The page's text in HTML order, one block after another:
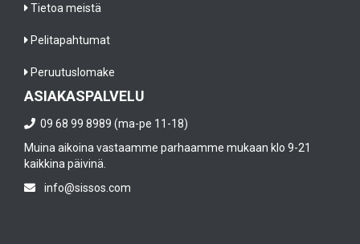
Tietoa meistä
Pelitapahtumat
Peruutuslomake
ASIAKASPALVELU
09 68 99 8989 (ma-pe 11-18)
Muina aikoina vastaamme parhaamme mukaan klo 9-21
kaikkina päivinä.
info@sissos.com